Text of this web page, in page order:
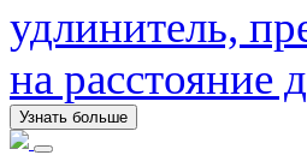
удлинитель,
на расстояние
Узнать больше